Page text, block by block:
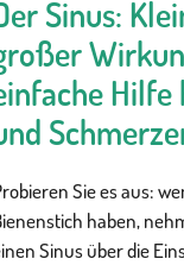
Sinus:
Hilfe
Sie es aus:
haben,
Sinus über die